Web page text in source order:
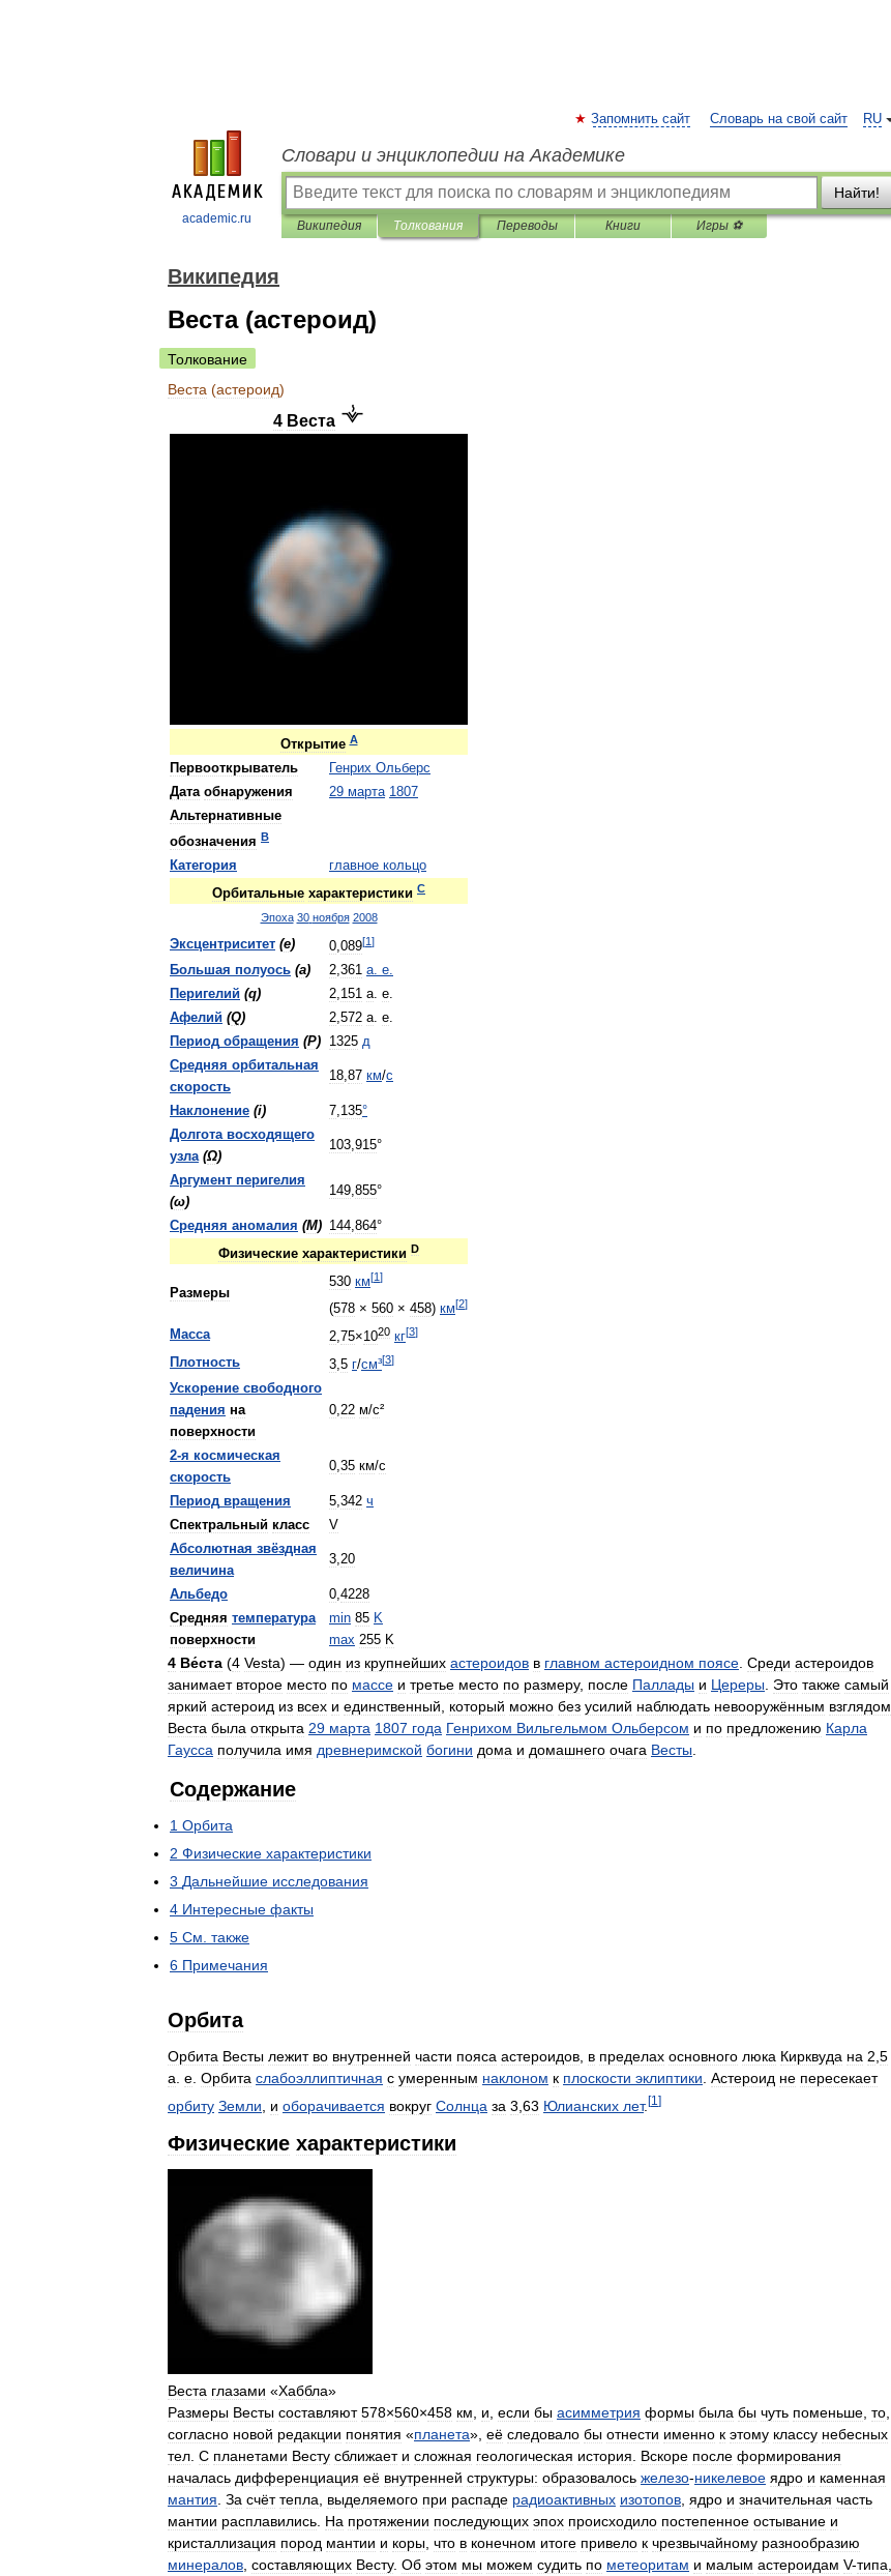
academic.ru
RU
Запомнить сайт Словарь на свой сайт
Словари и энциклопедии на Академике
Найти!
Википедия Толкования Переводы Книги Игры ⚽
Википедия
Веста (астероид)
Толкование
Веста (астероид)
4 Веста
Открытие A
Первооткрыватель Генрих Ольберс
Дата обнаружения 29 марта 1807
Альтернативные
обозначения B
Категория главное кольцо
Орбитальные характеристики C
Эпоха 30 ноября 2008
Эксцентриситет (e) 0,089[1]
Большая полуось (a) 2,361 а. е.
Перигелий (q) 2,151 а. е.
Афелий (Q) 2,572 а. е.
Период обращения (P) 1325 д
Средняя орбитальная
скорость
18,87 км/с
Наклонение (i) 7,135°
Долгота восходящего
узла (Ω)
103,915°
Аргумент перигелия
(ω)
149,855°
Средняя аномалия (M) 144,864°
Физические характеристики D
Размеры
530 км[1]
(578 × 560 × 458) км[2]
Масса 2,75×1020 кг[3]
Плотность 3,5 г/см³[3]
Ускорение свободного
падения на
поверхности
0,22 м/с²
2-я космическая
скорость
0,35 км/с
Период вращения 5,342 ч
Спектральный класс
V
Абсолютная звёздная
величина
3,20
Альбедо 0,4228
Средняя температура
поверхности
min 85 K
max 255 K
4 Ве́ста (4 Vesta) — один из крупнейших астероидов в главном астероидном поясе Среди астероидов
занимает второе место по массе и третье место по размеру, после Паллады и Цереры Это также самый
яркий астероид из всех и единственный который можно без усилий наблюдать невооружённым взглядом
Веста была открыта 29 марта 1807 года Генрихом Вильгельмом Ольберсом и по предложению Карла
Гаусса получила имя древнеримской богини дома и домашнего очага Весты
Содержание
1 Орбита
2 Физические характеристики
3 Дальнейшие исследования
4 Интересные факты
5 См также
6 Примечания
Орбита
Орбита Весты лежит во внутренней части пояса астероидов в пределах основного люка Кирквуда на 2 5
а е Орбита слабоэллиптичная с умеренным наклоном к плоскости эклиптики Астероид не пересекает
орбиту Земли и оборачивается вокруг Солнца за 3 63 Юлианских лет.[1 ]
Физические характеристики
Веста глазами «Хаббла»
Размеры Весты составляют 578×560×458 км и если бы асимметрия формы была бы чуть поменьше то
согласно новой редакции понятия «планета», её следовало бы отнести именно к этому классу небесных
тел С планетами Весту сближает и сложная геологическая история Вскоре после формирования
началась дифференциация её внутренней структуры: образовалось железо-никелевое ядро и каменная
мантия За счёт тепла выделяемого при распаде радиоактивных изотопов ядро и значительная часть
мантии расплавились На протяжении последующих эпох происходило постепенное остывание и
кристаллизация пород мантии и коры что в конечном итоге привело к чрезвычайному разнообразию
минералов составляющих Весту. Об этом мы можем судить по метеоритам и малым астероидам V-типа